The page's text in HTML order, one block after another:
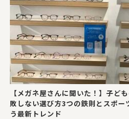
【メガネ屋さんに聞いた！】子ど
敗しない選び方3つの鉄則とスポ
う最新トレンド